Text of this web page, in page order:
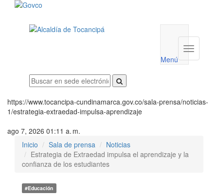
utilidades
Menú
Menú
https://www.tocancipa-cundinamarca.gov.co/sala-prensa/noticias-
1/estrategia-extraedad-impulsa-aprendizaje
ago 7, 2026 01:11 a. m.
Inicio
Sala de prensa
Noticias
Estrategia de Extraedad impulsa el aprendizaje y la
confianza de los estudiantes
#Educación